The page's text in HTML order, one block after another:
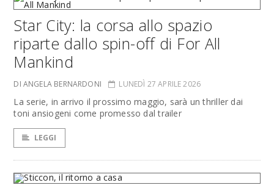
Star City: la corsa allo spazio
riparte dallo spin-off di For All
Mankind
DI ANGELA BERNARDONI LUNEDÌ 27 APRILE 2026
La serie, in arrivo il prossimo maggio, sarà un thriller dai
toni ansiogeni come promesso dal trailer
LEGGI